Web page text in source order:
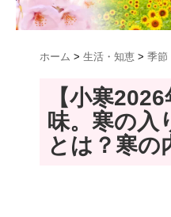
ホーム > 生活・知恵 > 季節
【小寒
味。寒の入
とは？寒の